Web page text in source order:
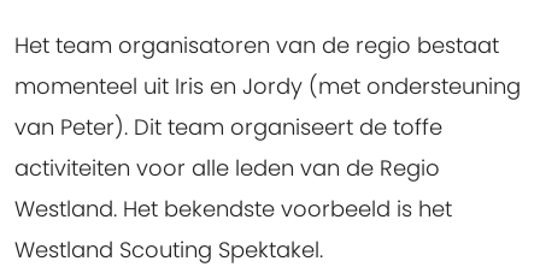
Het team organisatoren van de regio bestaat
momenteel uit Iris en Jordy (met ondersteuning
van Peter). Dit team organiseert de toffe
activiteiten voor alle leden van de Regio
Westland. Het bekendste voorbeeld is het
Westland Scouting Spektakel.